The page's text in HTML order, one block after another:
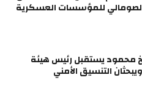
الصومالي للمؤسسات العسكرية
محمود يستقبل رئيس هيئة
التنسيق الأمني